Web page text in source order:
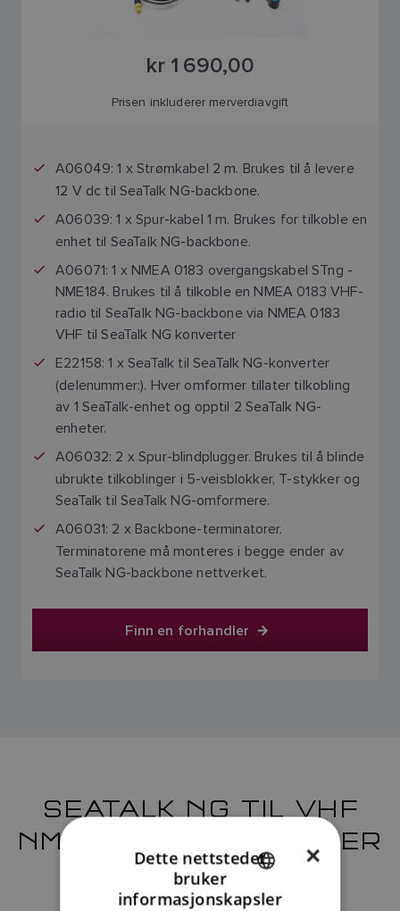
kr 1 690,00
Prisen inkluderer merverdiavgift
A06049: 1 x Strømkabel 2 m. Brukes til å levere
12 V dc til SeaTalk NG-backbone.
A06039: 1 x Spur-kabel 1 m. Brukes for tilkoble en
enhet til SeaTalk NG-backbone.
A06071: 1 x NMEA 0183 overgangskabel STng -
NME184. Brukes til å tilkoble en NMEA 0183 VHF-
radio til SeaTalk NG-backbone via NMEA 0183
VHF til SeaTalk NG konverter
E22158: 1 x SeaTalk til SeaTalk NG-konverter
(delenummer:). Hver omformer tillater tilkobling
av 1 SeaTalk-enhet og opptil 2 SeaTalk NG-
enheter.
A06032: 2 x Spur-blindplugger. Brukes til å blinde
ubrukte tilkoblinger i 5-veisblokker, T-stykker og
SeaTalk til SeaTalk NG-omformere.
A06031: 2 x Backbone-terminatorer.
Terminatorene må monteres i begge ender av
SeaTalk NG-backbone nettverket.
Finn en forhandler
SEATALK NG TIL VHF
NMEA 0183 KONVERTER
KIT
×
Dette nettstedet
bruker
informasjonskapsler